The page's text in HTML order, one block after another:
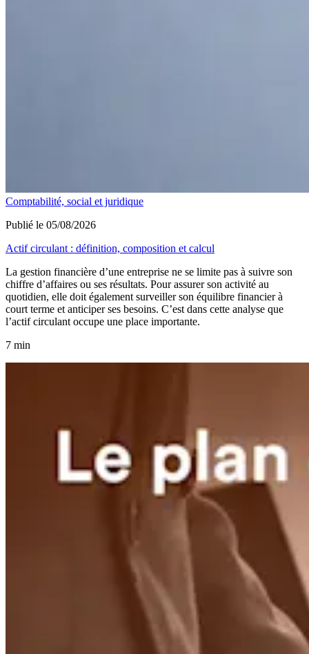
Comptabilité, social et juridique
Publié le 05/08/2026
Actif circulant : définition, composition et calcul
La gestion financière d’une entreprise ne se limite pas à suivre son
chiffre d’affaires ou ses résultats. Pour assurer son activité au
quotidien, elle doit également surveiller son équilibre financier à
court terme et anticiper ses besoins. C’est dans cette analyse que
l’actif circulant occupe une place importante.
7 min